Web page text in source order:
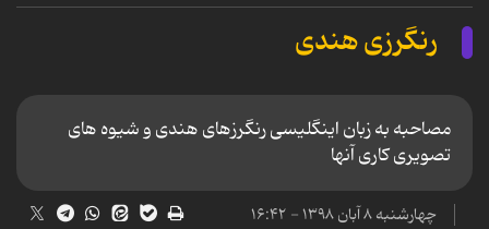
رنگرزی هندی
مصاحبه به زبان اینگلیسی رنگرزهای هندی و شیوه های
تصویری کاری آنها
چهارشنبه ۸ آبان ۱۳۹۸ - ۱۶:۴۲